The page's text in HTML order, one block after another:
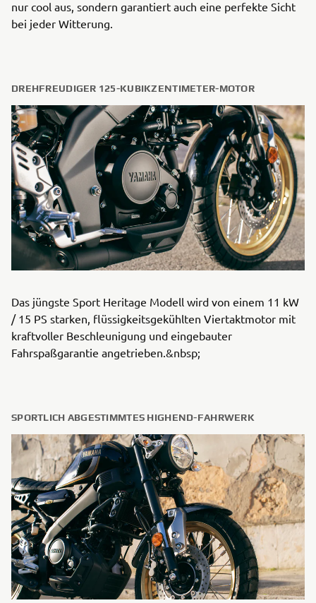
nur cool aus, sondern garantiert auch eine perfekte Sicht
bei jeder Witterung.
DREHFREUDIGER 125-KUBIKZENTIMETER-MOTOR
Das jüngste Sport Heritage Modell wird von einem 11 kW
/ 15 PS starken, flüssigkeitsgekühlten Viertaktmotor mit
kraftvoller Beschleunigung und eingebauter
Fahrspaßgarantie angetrieben.&nbsp;
SPORTLICH ABGESTIMMTES HIGHEND-FAHRWERK